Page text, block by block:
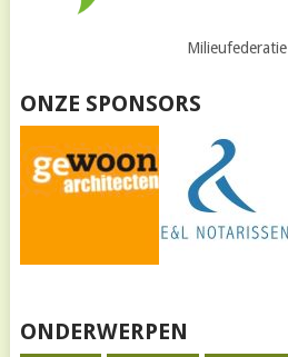
Milieufederatie
ONZE SPONSORS
ONDERWERPEN